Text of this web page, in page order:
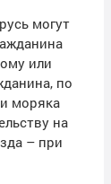
могут
или
по
моряка
на
– при